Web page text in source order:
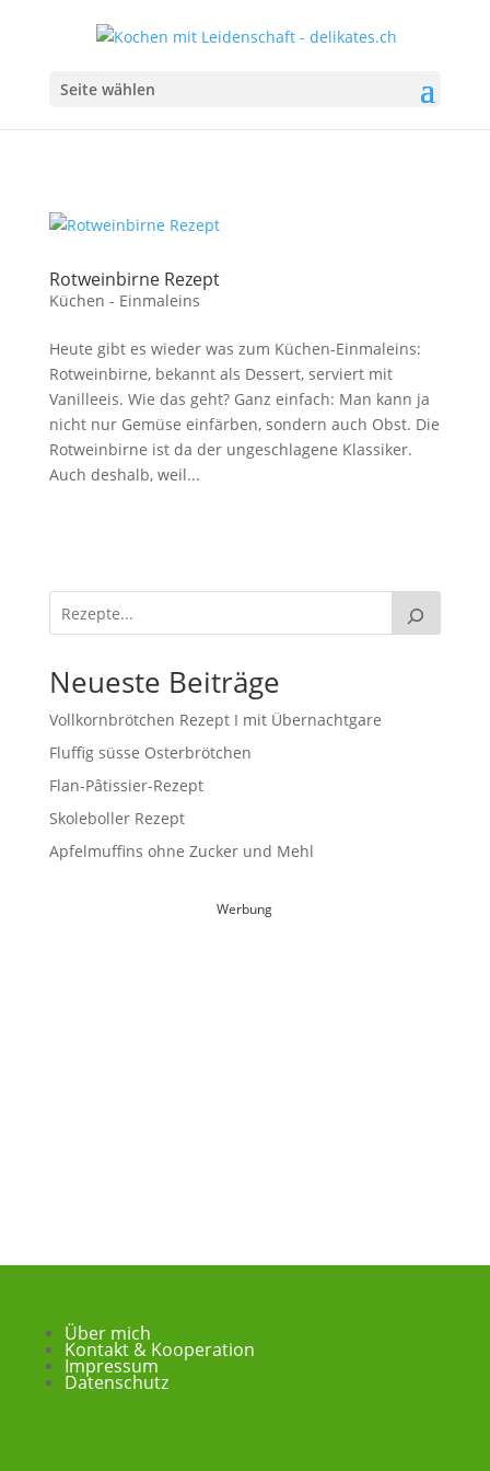
Seite wählen
Rotweinbirne Rezept
Küchen - Einmaleins
Heute gibt es wieder was zum Küchen-Einmaleins:
Rotweinbirne, bekannt als Dessert, serviert mit
Vanilleeis. Wie das geht? Ganz einfach: Man kann ja
nicht nur Gemüse einfärben, sondern auch Obst. Die
Rotweinbirne ist da der ungeschlagene Klassiker.
Auch deshalb, weil...
Neueste Beiträge
Vollkornbrötchen Rezept I mit Übernachtgare
Fluffig süsse Osterbrötchen
Flan-Pâtissier-Rezept
Skoleboller Rezept
Apfelmuffins ohne Zucker und Mehl
Werbung
Über mich
Kontakt & Kooperation
Impressum
Datenschutz